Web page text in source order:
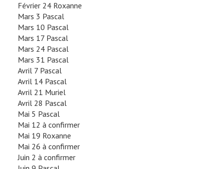
Février 24 Roxanne
Mars 3 Pascal
Mars 10 Pascal
Mars 17 Pascal
Mars 24 Pascal
Mars 31 Pascal
Avril 7 Pascal
Avril 14 Pascal
Avril 21 Muriel
Avril 28 Pascal
Mai 5 Pascal
Mai 12 à confirmer
Mai 19 Roxanne
Mai 26 à confirmer
Juin 2 à confirmer